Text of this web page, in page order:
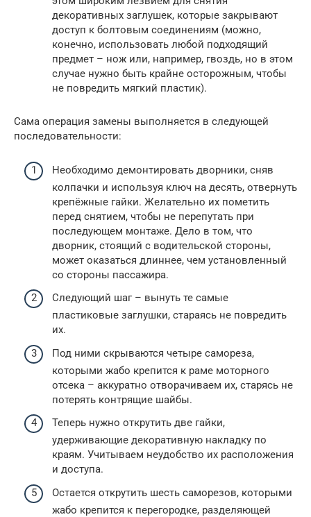
декоративных заглушек, которые закрывают
доступ к болтовым соединениям (можно,
конечно, использовать любой подходящий
предмет – нож или, например, гвоздь, но в этом
случае нужно быть крайне осторожным, чтобы
не повредить мягкий пластик).
Сама операция замены выполняется в следующей
последовательности:
Необходимо демонтировать дворники, сняв
колпачки и используя ключ на десять, отвернуть
крепёжные гайки. Желательно их пометить
перед снятием, чтобы не перепутать при
последующем монтаже. Дело в том, что
дворник, стоящий с водительской стороны,
может оказаться длиннее, чем установленный
со стороны пассажира.
Следующий шаг – вынуть те самые
пластиковые заглушки, стараясь не повредить
их.
Под ними скрываются четыре самореза,
которыми жабо крепится к раме моторного
отсека – аккуратно отворачиваем их, старясь не
потерять контрящие шайбы.
Теперь нужно открутить две гайки,
удерживающие декоративную накладку по
краям. Учитываем неудобство их расположения
и доступа.
Остается открутить шесть саморезов, которыми
жабо крепится к перегородке, разделяющей